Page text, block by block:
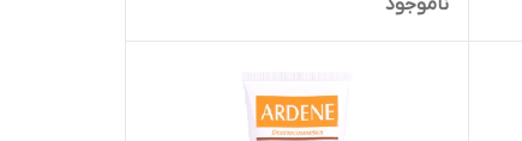
ناموجود